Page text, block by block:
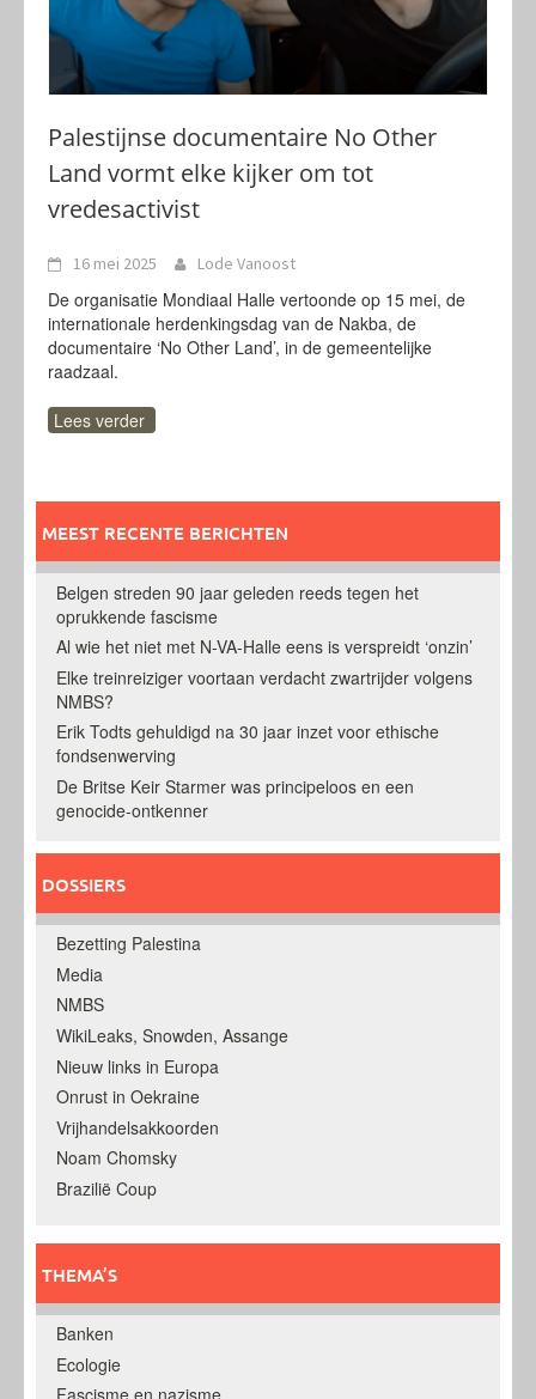
Palestijnse documentaire No Other
Land vormt elke kijker om tot
vredesactivist
16 mei 2025 Lode Vanoost
De organisatie Mondiaal Halle vertoonde op 15 mei, de
internationale herdenkingsdag van de Nakba, de
documentaire ‘No Other Land’, in de gemeentelijke
raadzaal.
Lees verder
MEEST RECENTE BERICHTEN
Belgen streden 90 jaar geleden reeds tegen het
oprukkende fascisme
Al wie het niet met N-VA-Halle eens is verspreidt ‘onzin’
Elke treinreiziger voortaan verdacht zwartrijder volgens
NMBS?
Erik Todts gehuldigd na 30 jaar inzet voor ethische
fondsenwerving
De Britse Keir Starmer was principeloos en een
genocide-ontkenner
DOSSIERS
Bezetting Palestina
Media
NMBS
WikiLeaks, Snowden, Assange
Nieuw links in Europa
Onrust in Oekraine
Vrijhandelsakkoorden
Noam Chomsky
Brazilië Coup
THEMA’S
Banken
Ecologie